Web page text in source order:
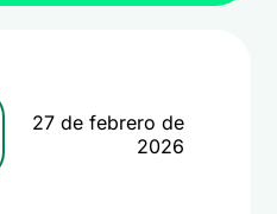
27 de febrero de
2026